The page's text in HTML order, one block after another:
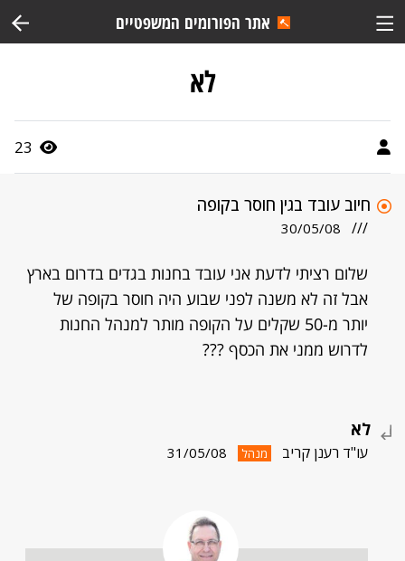
אתר הפורומים המשפטיים
לא
23
חיוב עובד בגין חוסר בקופה
///
30/05/08
שלום רציתי לדעת אני עובד בחנות בגדים בדרום בארץ
אבל זה לא משנה לפני שבוע היה חוסר בקופה של
יותר מ-50 שקלים על הקופה מותר למנהל החנות
לדרוש ממני את הכסף ???
לא
עו"ד רענן קריב מנהל 31/05/08